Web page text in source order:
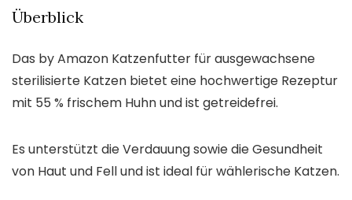
Überblick
Das by Amazon Katzenfutter für ausgewachsene
sterilisierte Katzen bietet eine hochwertige Rezeptur
mit 55 % frischem Huhn und ist getreidefrei.
Es unterstützt die Verdauung sowie die Gesundheit
von Haut und Fell und ist ideal für wählerische Katzen.